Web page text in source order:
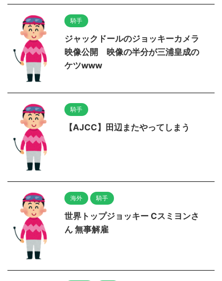
騎手
ジャックドールのジョッキーカメラ
映像公開 映像の半分が三浦皇成の
ケツwww
騎手
【AJCC】田辺またやってしまう
海外 騎手
世界トップジョッキー Cスミヨンさ
ん 無事解雇